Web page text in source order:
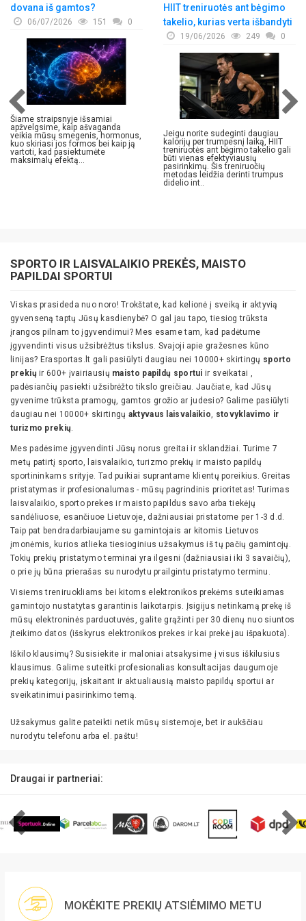
dovana iš gamtos?
06/07/2026 151 0
Šiame straipsnyje išsamiai
apžvelgsime, kaip ašvaganda
veikia mūsų smegenis, hormonus,
kuo skiriasi jos formos bei kaip ją
vartoti, kad pasiektumėte
maksimalų efektą...
HIIT treniruotės ant bėgimo
takelio, kurias verta išbandyti
19/06/2026 249 0
Jeigu norite sudeginti daugiau
kalorijų per trumpesnį laiką, HIIT
treniruotės ant bėgimo takelio gali
būti vienas efektyviausių
pasirinkimų. Šis treniruočių
metodas leidžia derinti trumpus
didelio int..
SPORTO IR LAISVALAIKIO PREKĖS, MAISTO
PAPILDAI SPORTUI
Viskas prasideda nuo noro! Trokštate, kad kelionė į sveiką ir aktyvią
gyvenseną taptų Jūsų kasdienybė? O gal jau tapo, tiesiog trūksta
įrangos pilnam to įgyvendimui? Mes esame tam, kad padėtume
įgyvendinti visus užsibrėžtus tikslus. Svajoji apie gražesnes kūno
linijas? Erasportas.lt gali pasiūlyti daugiau nei 10000+ skirtingų sporto
prekių ir 600+ įvairiausių maisto papildų sportui ir sveikatai ,
padėsiančių pasiekti užsibrėžto tikslo greičiau. Jaučiate, kad Jūsų
gyvenime trūksta pramogų, gamtos grožio ar judesio? Galime pasiūlyti
daugiau nei 10000+ skirtingų aktyvaus laisvalaikio, stovyklavimo ir
turizmo prekių.
Mes padėsime įgyvendinti Jūsų norus greitai ir sklandžiai. Turime 7
metų patirtį sporto, laisvalaikio, turizmo prekių ir maisto papildų
sportininkams srityje. Tad puikiai suprantame klientų poreikius. Greitas
pristatymas ir profesionalumas - mūsų pagrindinis prioritetas! Turimas
laisvalaikio, sporto prekes ir maisto papildus savo arba tiekėjų
sandėliuose, esančiuoe Lietuvoje, dažniausiai pristatome per 1-3 d.d.
Taip pat bendradarbiaujame su gamintojais ar kitomis Lietuvos
įmonėmis, kurios atlieka tiesioginius užsakymus iš tų pačių gamintojų.
Tokių prekių pristatymo terminai yra ilgesni (dažniausiai iki 3 savaičių),
o prie jų būna prierašas su nurodytu prailgintu pristatymo terminu.
Visiems treniruokliams bei kitoms elektronikos prekėms suteikiamas
gamintojo nustatytas garantinis laikotarpis. Įsigijus netinkamą prekę iš
mūsų elektroninės parduotuvės, galite grąžinti per 30 dienų nuo siuntos
įteikimo datos (išskyrus elektronikos prekes ir kai prekė jau išpakuota).
Iškilo klausimų? Susisiekite ir maloniai atsakysime į visus iškilusius
klausimus. Galime suteitki profesionalias konsultacijas daugumoje
prekių kategorijų, įskaitant ir aktualiausią maisto papildų sportui ar
sveikatinimui pasirinkimo temą.
Užsakymus galite pateikti netik mūsų sistemoje, bet ir aukščiau
nurodytu telefonu arba el. paštu!
Draugai ir partneriai:
MOKĖKITE PREKIŲ ATSIĖMIMO METU